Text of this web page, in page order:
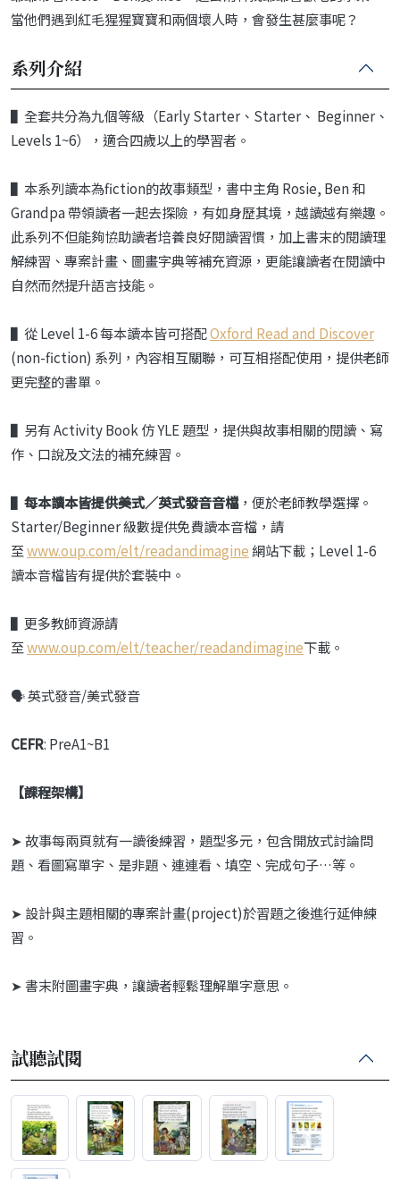
當他們遇到紅毛猩猩寶寶和兩個壞人時，會發生甚麼事呢？
系列介紹
▌全套共分為九個等級（Early Starter、Starter、 Beginner、
Levels 1~6），適合四歲以上的學習者。
▌本系列讀本為fiction的故事類型，書中主角 Rosie, Ben 和
Grandpa 帶領讀者一起去探險，有如身歷其境，越讀越有樂趣。
此系列不但能夠協助讀者培養良好閱讀習慣，加上書末的閱讀理
解練習、專案計畫、圖畫字典等補充資源，更能讓讀者在閱讀中
自然而然提升語言技能。
▌從 Level 1-6 每本讀本皆可搭配Oxford Read and Discover
(non-fiction) 系列，內容相互關聯，可互相搭配使用，提供老師
更完整的書單。
▌另有 Activity Book 仿 YLE 題型，提供與故事相關的閱讀、寫
作、口說及文法的補充練習。
▌ 每本讀本皆提供美式／英式發音音檔，便於老師教學選擇。
Starter/Beginner 級數提供免費讀本音檔，請
至www.oup.com/elt/readandimagine 網站下載；Level 1-6
讀本音檔皆有提供於套裝中。
▌更多教師資源請
至www.oup.com/elt/teacher/readandimagine下載。
🗣️ 英式發音/美式發音
CEFR: PreA1~B1
【課程架構】
➤ 故事每兩頁就有一讀後練習，題型多元，包含開放式討論問
題、看圖寫單字、是非題、連連看、填空、完成句子…等。
➤ 設計與主題相關的專案計畫(project)於習題之後進行延伸練
習。
➤ 書末附圖畫字典，讓讀者輕鬆理解單字意思。
試聽試閱